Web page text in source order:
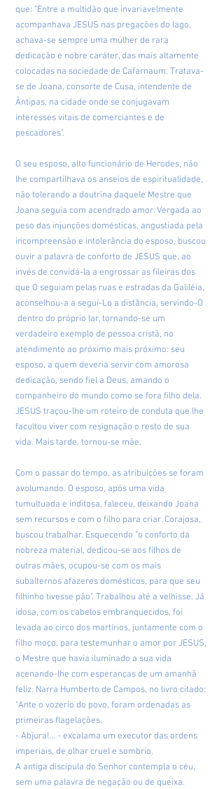
que: "Entre a multidão que invariavelmente
acompanhava JESUS nas pregações do lago,
achava-se sempre uma mulher de rara
dedicação e nobre caráter, das mais altamente
colocadas na sociedade de Cafarnaum. Tratava-
se de Joana, consorte de Cusa, intendente de
Ântipas, na cidade onde se conjugavam
interesses vitais de comerciantes e de
pescadores".
O seu esposo, alto funcionário de Herodes, não
lhe compartilhava os anseios de espiritualidade,
não tolerando a doutrina daquele Mestre que
Joana seguia com acendrado amor. Vergada ao
peso das injunções domésticas, angustiada pela
incompreensão e intolerância do esposo, buscou
ouvir a palavra de conforto de JESUS que, ao
invés de convidá-la a engrossar as fileiras dos
que O seguiam pelas ruas e estradas da Galiléia,
aconselhou-a a seguí-Lo a distância, servindo-O
dentro do próprio lar, tornando-se um
verdadeiro exemplo de pessoa cristã, no
atendimento ao próximo mais próximo: seu
esposo, a quem deveria servir com amorosa
dedicação, sendo fiel a Deus, amando o
companheiro do mundo como se fora filho dela.
JESUS traçou-lhe um roteiro de conduta que lhe
facultou viver com resignação o resto de sua
vida. Mais tarde, tornou-se mãe.
Com o passar do tempo, as atribuições se foram
avolumando. O esposo, após uma vida
tumultuada e inditosa, faleceu, deixando Joana
sem recursos e com o filho para criar. Corajosa,
buscou trabalhar. Esquecendo "o conforto da
nobreza material, dedicou-se aos filhos de
outras mães, ocupou-se com os mais
subalternos afazeres domésticos, para que seu
filhinho tivesse pão". Trabalhou até a velhisse. Já
idosa, com os cabelos embranquecidos, foi
levada ao circo dos martírios, juntamente com o
filho moço, para testemunhar o amor por JESUS,
o Mestre que havia iluminado a sua vida
acenando-lhe com esperanças de um amanhã
feliz. Narra Humberto de Campos, no livro citado:
"Ante o vozerio do povo, foram ordenadas as
primeiras flagelações.
- Abjura!... - excalama um executor das ordens
imperiais, de olhar cruel e sombrio.
A antiga discípula do Senhor contempla o céu,
sem uma palavra de negação ou de queixa.